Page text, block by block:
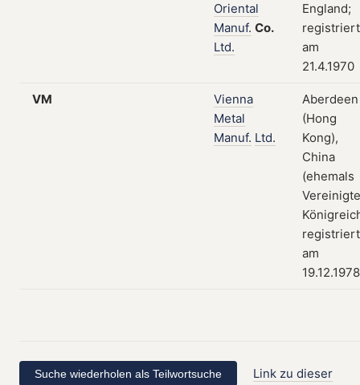
Oriental
Manuf. Co.
Ltd.
England;
registriert
am
21.4.1970
VM
Vienna
Metal
Manuf. Ltd.
Aberdeen
(Hong
Kong),
China
(ehemals
registriert
am
19.12.1978
Link zu dieser